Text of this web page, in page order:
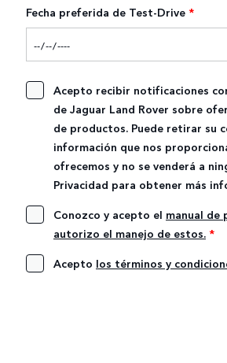
Fecha preferida de Test-Drive *
Acepto recibir notificaciones
de Jaguar Land Rover sobre
de productos. Puede retirar su
información que nos
ofrecemos y no se venderá a
Privacidad para obtener más
Conozco y acepto el manual de
autorizo el manejo de estos. *
Acepto los términos y